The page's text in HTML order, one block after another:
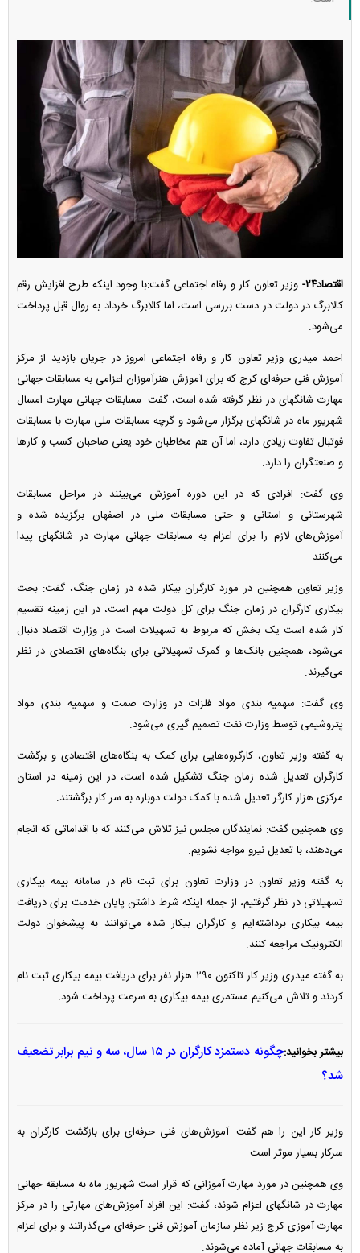
اقتصاد۲۴-
وزیر تعاون کار و رفاه اجتماعی گفت:با وجود اینکه طرح افزایش رقم
کالابرگ در دولت در دست بررسی است، اما کالابرگ خرداد به روال قبل پرداخت
می‌شود.
احمد میدری وزیر تعاون کار و رفاه اجتماعی امروز در جریان بازدید از مرکز
آموزش فنی حرفه‌ای کرج که برای آموزش هنرآموزان اعزامی به مسابقات جهانی
مهارت شانگهای در نظر گرفته شده است، گفت: مسابقات جهانی مهارت امسال
شهریور ماه در شانگهای برگزار می‌شود و گرچه مسابقات ملی مهارت با مسابقات
فوتبال تفاوت زیادی دارد، اما آن هم مخاطبان خود یعنی صاحبان کسب و کار‌ها
و صنعتگران را دارد.
وی گفت: افرادی که در این دوره آموزش می‌بینند در مراحل مسابقات
شهرستانی و استانی و حتی مسابقات ملی در اصفهان برگزیده شده و
آموزش‌های لازم را برای اعزام به مسابقات جهانی مهارت در شانگهای پیدا
می‌کنند.
وزیر تعاون همچنین در مورد کارگران بیکار شده در زمان جنگ، گفت: بحث
بیکاری کارگران در زمان جنگ برای کل دولت مهم است، در این زمینه تقسیم
کار شده است یک بخش که مربوط به تسهیلات است در وزارت اقتصاد دنبال
می‌شود، همچنین بانک‌ها و گمرک تسهیلاتی برای بنگاه‌های اقتصادی در نظر
می‌گیرند.
وی گفت: سهمیه بندی مواد فلزات در وزارت صمت و سهمیه بندی مواد
پتروشیمی توسط وزارت نفت تصمیم گیری می‌شود.
به گفته وزیر تعاون، کارگروه‌هایی برای کمک به بنگاه‌های اقتصادی و برگشت
کارگران تعدیل شده زمان جنگ تشکیل شده است، در این زمینه در استان
مرکزی هزار کارگر تعدیل شده با کمک دولت دوباره به سر کار برگشتند.
وی همچنین گفت: نمایندگان مجلس نیز تلاش می‌کنند که با اقداماتی که انجام
می‌دهند، با تعدیل نیرو مواجه نشویم.
به گفته وزیر تعاون در وزارت تعاون برای ثبت نام در سامانه بیمه بیکاری
تسهیلاتی در نظر گرفتیم، از جمله اینکه شرط داشتن پایان خدمت برای دریافت
بیمه بیکاری برداشته‌ایم و کارگران بیکار شده می‌توانند به پیشخوان دولت
الکترونیک مراجعه کنند.
به گفته میدری وزیر کار تاکنون ۲۹۰ هزار نفر برای دریافت بیمه بیکاری ثبت نام
کردند و تلاش می‌کنیم مستمری بیمه بیکاری به سرعت پرداخت شود.
بیشتر بخوانید:
چگونه دستمزد کارگران در ۱۵ سال، سه و نیم برابر تضعیف
شد؟
وزیر کار این را هم گفت: آموزش‌های فنی حرفه‌ای برای بازگشت کارگران به
سرکار بسیار موثر است.
وی همچنین در مورد مهارت آموزانی که قرار است شهریور ماه به مسابقه جهانی
مهارت در شانگهای اعزام شوند، گفت: این افراد آموزش‌های مهارتی را در مرکز
مهارت آموزی کرج زیر نظر سازمان آموزش فنی حرفه‌ای می‌گذرانند و برای اعزام
به مسابقات جهانی آماده می‌شوند.